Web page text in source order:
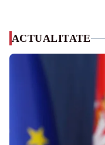
ACTUALITATE